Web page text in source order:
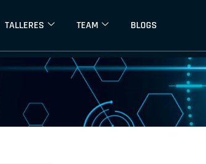
TALLERES TEAM BLOGS